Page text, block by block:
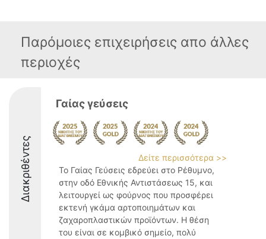
Παρόμοιες επιχειρήσεις απο άλλες
περιοχές
Διακριθέντες
Γαίας γεύσεις
Δείτε περισσότερα >>
Το Γαίας Γεύσεις εδρεύει στο Ρέθυμνο,
στην οδό Εθνικής Αντιστάσεως 15, και
λειτουργεί ως φούρνος που προσφέρει
εκτενή γκάμα αρτοποιημάτων και
ζαχαροπλαστικών προϊόντων. Η θέση
του είναι σε κομβικό σημείο, πολύ